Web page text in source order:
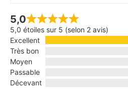
5,0
5,0 étoiles sur 5 (selon 2 avis)
Excellent
Très bon
Moyen
Passable
Décevant